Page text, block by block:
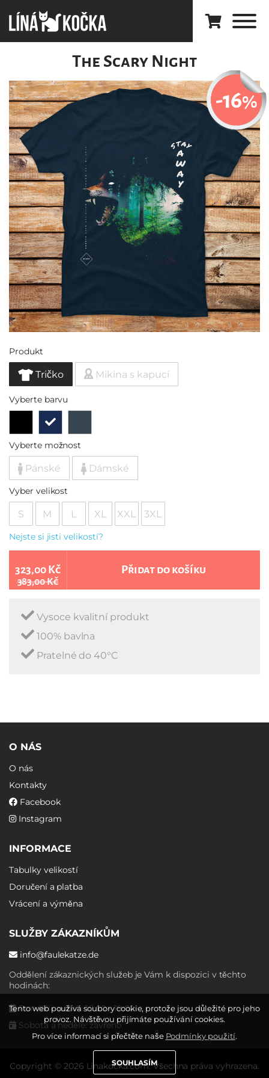
The Scary Night
-16%
Produkt
Tričko Mikina s kapucí
Vyberte barvu
Vyberte možnost
Pánské Dámské
Vyber velikost
S M L XL XXL 3XL
Nejste si jisti velikostí?
323,00 Kč
383,00 Kč
Přidat do košíku
Vysoce kvalitní produkt
100% bavlna
Pratelné do 40°C
O NÁS
O nás
Kontakty
Facebook
Instagram
INFORMACE
Tabulky velikostí
Doručení a platba
Vrácení a výměna
SLUŽBY ZÁKAZNÍKŮM
info@faulekatze.de
Oddělení zákaznických služeb je Vám k dispozici v těchto
hodinách:
Pondělí - pátek: 10:00 - 19:00
Sobota a neděle: zavřeno
Copyright © 2026 Linakocka.com. Všechna práva vyhrazena.
Tento web používá soubory cookie, protože jsou důležité pro jeho
provoz. Návštěvou přijímáte používání cookies.
Pro více informací si přečtěte naše Podmínky použití.
SOUHLASÍM